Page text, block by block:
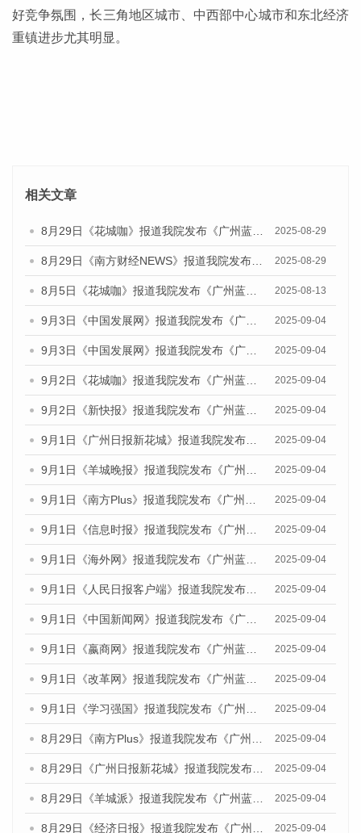
好竞争氛围，长三角地区城市、中西部中心城市和东北经济
重镇进步尤其明显。
相关文章
2025-08-29
2025-08-29
2025-08-13
2025-09-04
2025-09-04
2025-09-04
2025-09-04
2025-09-04
2025-09-04
2025-09-04
2025-09-04
2025-09-04
2025-09-04
2025-09-04
2025-09-04
2025-09-04
2025-09-04
2025-09-04
2025-09-04
2025-09-04
2025-09-04